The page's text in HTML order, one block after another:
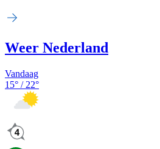
Weer Nederland
Vandaag
15° / 22°